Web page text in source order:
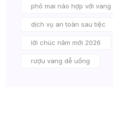
phô mai nào hợp với vang
dịch vụ an toàn sau tiệc
lời chúc năm mới 2026
rượu vang dễ uống